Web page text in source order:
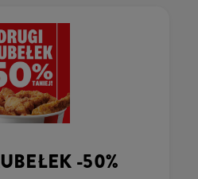
-50%